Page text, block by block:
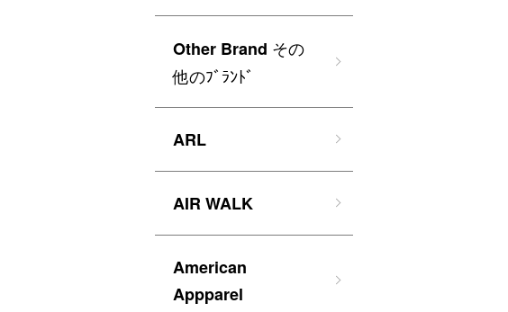
Other Brand その
他のﾌﾞﾗﾝﾄﾞ
ARL
AIR WALK
American
Appparel